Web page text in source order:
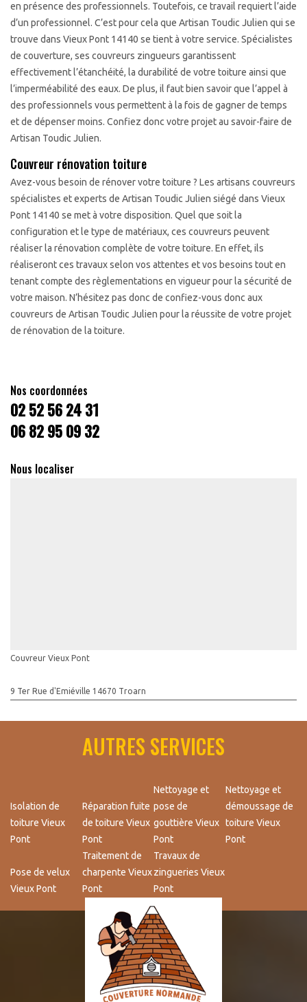
en présence des professionnels. Toutefois, ce travail requiert l’aide
d’un professionnel. C’est pour cela que Artisan Toudic Julien qui se
trouve dans Vieux Pont 14140 se tient à votre service. Spécialistes
de couverture, ses couvreurs zingueurs garantissent
effectivement l’étanchéité, la durabilité de votre toiture ainsi que
l’imperméabilité des eaux. De plus, il faut bien savoir que l’appel à
des professionnels vous permettent à la fois de gagner de temps
et de dépenser moins. Confiez donc votre projet au savoir-faire de
Artisan Toudic Julien.
Couvreur rénovation toiture
Avez-vous besoin de rénover votre toiture ? Les artisans couvreurs
spécialistes et experts de Artisan Toudic Julien siégé dans Vieux
Pont 14140 se met à votre disposition. Quel que soit la
configuration et le type de matériaux, ces couvreurs peuvent
réaliser la rénovation complète de votre toiture. En effet, ils
réaliseront ces travaux selon vos attentes et vos besoins tout en
tenant compte des règlementations en vigueur pour la sécurité de
votre maison. N’hésitez pas donc de confiez-vous donc aux
couvreurs de Artisan Toudic Julien pour la réussite de votre projet
de rénovation de la toiture.
Nos coordonnées
02 52 56 24 31
06 82 95 09 32
Nous localiser
Couvreur Vieux Pont
9 Ter Rue d'Emiéville 14670 Troarn
AUTRES SERVICES
Isolation de
toiture Vieux
Pont
Réparation fuite
de toiture Vieux
Pont
Nettoyage et
pose de
gouttière Vieux
Pont
Nettoyage et
démoussage de
toiture Vieux
Pont
Pose de velux
Vieux Pont
Traitement de
charpente Vieux
Pont
Travaux de
zingueries Vieux
Pont